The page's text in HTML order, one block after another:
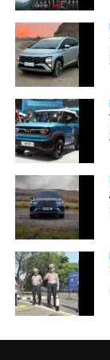
Gak
Salon
Perlu diingat,
dengan
dan produk
Tapi bukan
Dengan
kontaminasi
tampilan
dibanding